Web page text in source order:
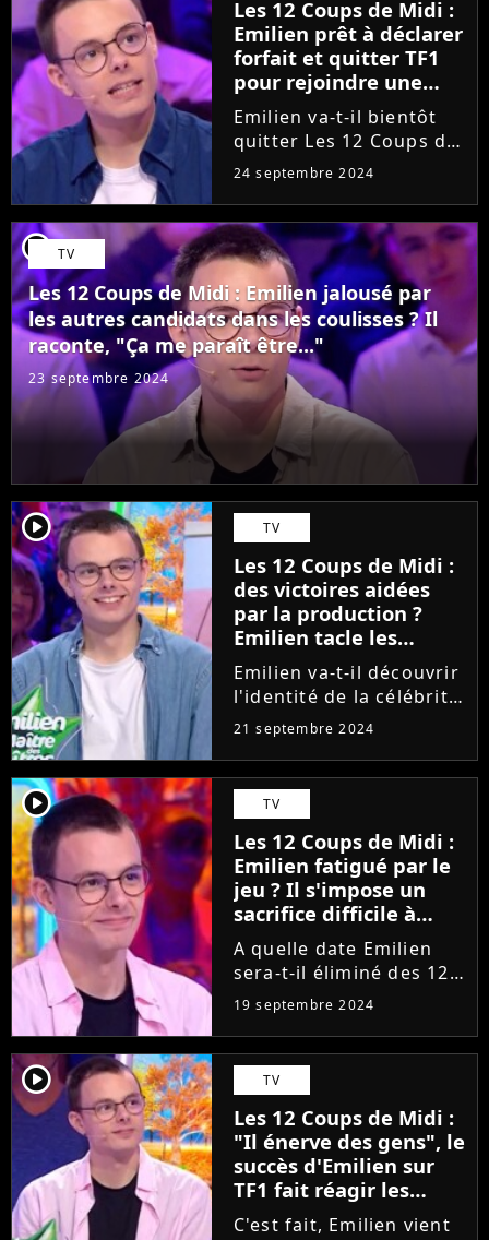
jeu télé en France, le
candidat de Jean-Luc...
Les 12 Coups de Midi :
Emilien prêt à déclarer
forfait et quitter TF1
pour rejoindre une
émission de France 2 ?
"Cette réflexion se..."
Emilien va-t-il bientôt
quitter Les 12 Coups de
Midi ? Alors que la date
de son élimination est
encore inconnue, le
candidat de Jean-Luc
Reichmann s'est confié
sur un possible départ...
24 septembre 2024
player2 TV
Les 12 Coups de Midi : Emilien jalousé par
les autres candidats dans les coulisses ? Il
raconte, "Ça me paraît être..."
23 septembre 2024
player2 TV
Les 12 Coups de Midi :
des victoires aidées
par la production ?
Emilien tacle les
critiques, "Elles ne me
touchent pas"
Emilien va-t-il découvrir
l'identité de la célébrité
cachée derrière sa
quatorzième (14 !) étoile
mystérieuse ? Sa
cagnotte va-t-elle
atteindre les 2 millions
d'euros ? Sera-t-il
bientôt...
21 septembre 2024
player2 TV
Les 12 Coups de Midi :
Emilien fatigué par le
jeu ? Il s'impose un
sacrifice difficile à
vivre, "J'ai un petit peu
peur de..."
A quelle date Emilien
sera-t-il éliminé des 12
Coups de Midi ? Même
le candidat doit se
poser la question. Alors
qu'il enchaîne les
victoires sur le plateau
de Jean-Luc
Reichmann,...
19 septembre 2024
player2 TV
Les 12 Coups de Midi :
"Il énerve des gens", le
succès d'Emilien sur
TF1 fait réagir les
chroniqueurs de Cyril
C'est fait, Emilien vient